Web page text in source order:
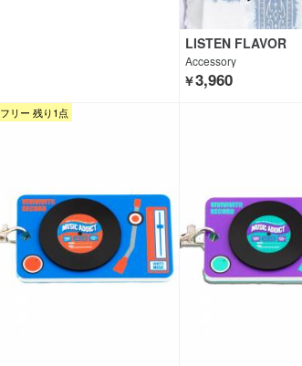
LISTEN FLAVOR
Accessory
￥3,960
フリー 残り1点